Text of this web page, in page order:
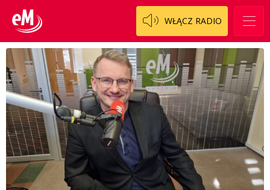
WŁĄCZ RADIO